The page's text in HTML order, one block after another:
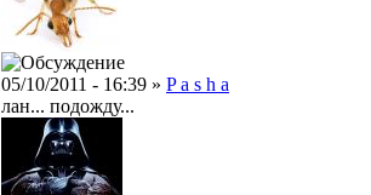
05/10/2011 - 16:39 » P a s h a
лан... подожду...